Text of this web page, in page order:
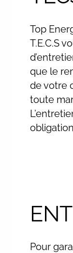
Top
T.E.C.S
que le
de votre
toute
Pour